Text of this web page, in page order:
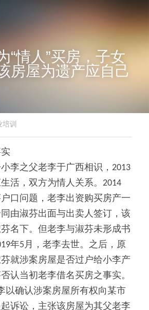
“情人”买房，子女
房屋为遗产应自己
培训
李之父老李于广西相识，2013
活，双方为情人关系。2014
口问题，老李出资购买房产一
由淑芬出面与出卖人签订，该
名下。但老李与淑芬未形成书
年5月，老李去世。之后，原
就涉案房屋是否过户给小李产
认当初老李借名买房之事实。
以确认涉案房屋所有权向某市
诉讼，主张该房屋为其父老李